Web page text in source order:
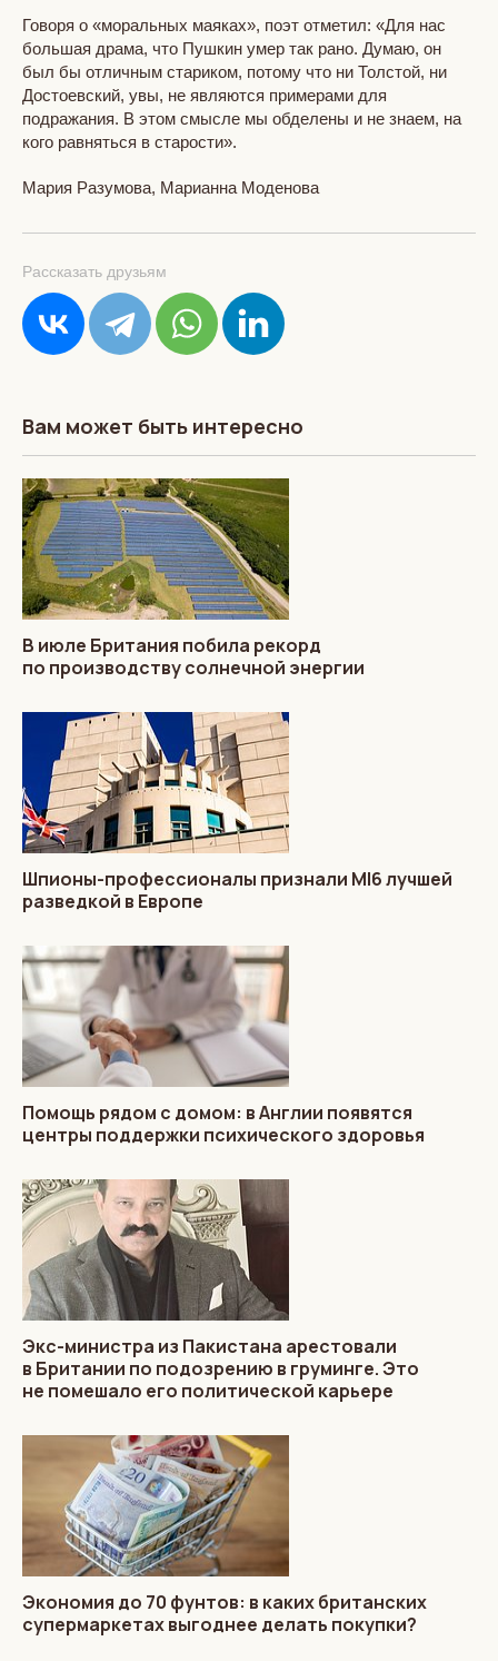
Говоря о «моральных маяках», поэт отметил: «Для нас
большая драма, что Пушкин умер так рано. Думаю, он
был бы отличным стариком, потому что ни Толстой, ни
Достоевский, увы, не являются примерами для
подражания. В этом смысле мы обделены и не знаем, на
кого равняться в старости».
Мария Разумова, Марианна Моденова
Рассказать друзьям
Вам может быть интересно
В июле Британия побила рекорд
по производству солнечной энергии
Шпионы-профессионалы признали MI6 лучшей
разведкой в Европе
Помощь рядом с домом: в Англии появятся
центры поддержки психического здоровья
Экс-министра из Пакистана арестовали
в Британии по подозрению в груминге. Это
не помешало его политической карьере
Экономия до 70 фунтов: в каких британских
супермаркетах выгоднее делать покупки?